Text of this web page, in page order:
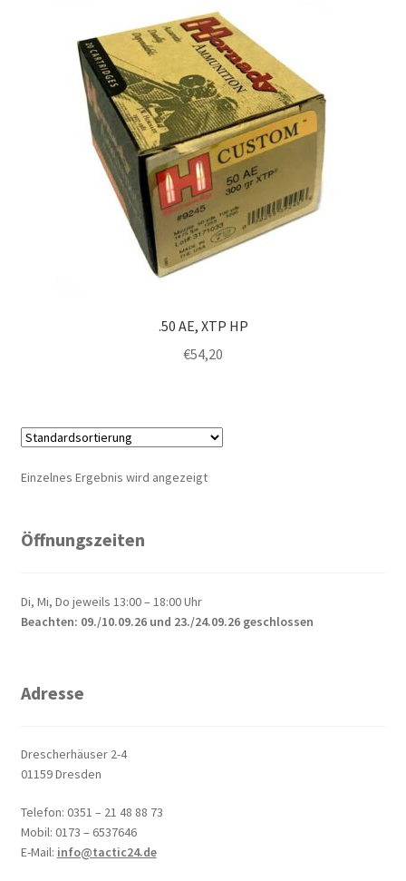
.50 AE, XTP HP
€54,20
Einzelnes Ergebnis wird angezeigt
Öffnungszeiten
Di, Mi, Do jeweils 13:00 – 18:00 Uhr
Beachten: 09./10.09.26 und 23./24.09.26 geschlossen
Adresse
Drescherhäuser 2-4
01159 Dresden
Telefon: 0351 – 21 48 88 73
Mobil: 0173 – 6537646
E-Mail: info@tactic24.de